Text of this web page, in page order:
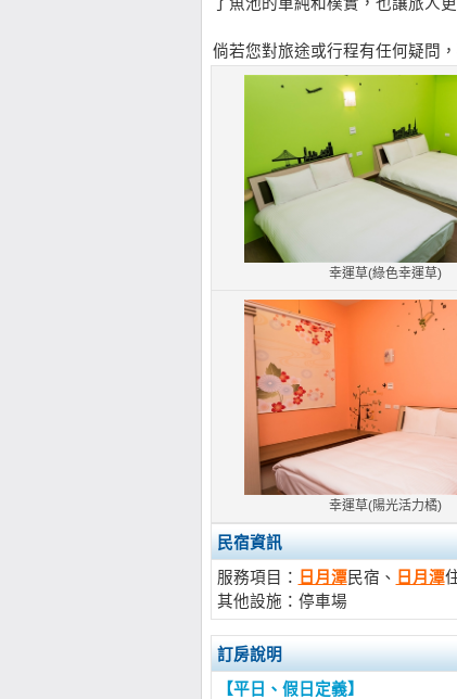
倘若您對旅途或行程有任何疑問
幸運草(綠色幸運草)
幸運草(陽光活力橘)
民宿資訊
服務項目：
日月潭民宿、 日月潭
其他設施：停車場
訂房說明
【平日、假日定義】